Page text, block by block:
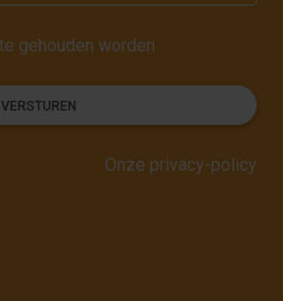
gehouden worden
VERSTUREN
Onze privacy-policy